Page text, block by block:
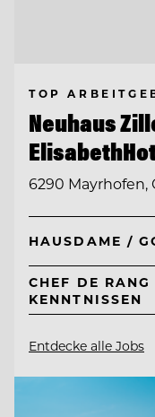
TOP
Neuhaus
6290 Mayrhofen,
HAUSDAME /
CHEF DE
KENNTNISSEN
Entdecke alle Jobs